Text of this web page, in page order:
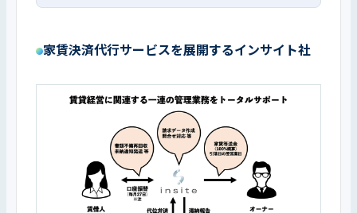
家賃決済代行サービスを展開するインサイト社